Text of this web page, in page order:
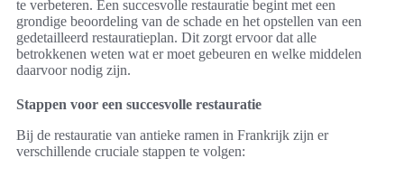
te verbeteren. Een succesvolle restauratie begint met een
grondige beoordeling van de schade en het opstellen van een
gedetailleerd restauratieplan. Dit zorgt ervoor dat alle
betrokkenen weten wat er moet gebeuren en welke middelen
daarvoor nodig zijn.
Stappen voor een succesvolle restauratie
Bij de restauratie van antieke ramen in Frankrijk zijn er
verschillende cruciale stappen te volgen: